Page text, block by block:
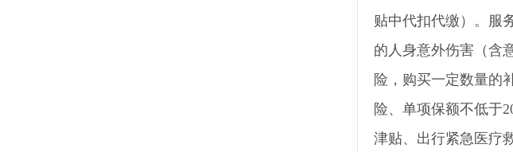
贴中代扣代缴）。服
的人身意外伤害（含
险，购买一定数量的
险、单项保额不低于
津贴、出行紧急医疗